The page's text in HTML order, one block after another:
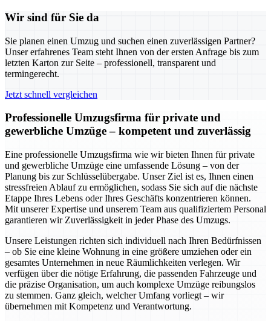
Wir sind für Sie da
Sie planen einen Umzug und suchen einen zuverlässigen Partner?
Unser erfahrenes Team steht Ihnen von der ersten Anfrage bis zum
letzten Karton zur Seite – professionell, transparent und
termingerecht.
Jetzt schnell vergleichen
Professionelle Umzugsfirma für private und
gewerbliche Umzüge – kompetent und zuverlässig
Eine professionelle Umzugsfirma wie wir bieten Ihnen für private
und gewerbliche Umzüge eine umfassende Lösung – von der
Planung bis zur Schlüsselübergabe. Unser Ziel ist es, Ihnen einen
stressfreien Ablauf zu ermöglichen, sodass Sie sich auf die nächste
Etappe Ihres Lebens oder Ihres Geschäfts konzentrieren können.
Mit unserer Expertise und unserem Team aus qualifiziertem Personal
garantieren wir Zuverlässigkeit in jeder Phase des Umzugs.
Unsere Leistungen richten sich individuell nach Ihren Bedürfnissen
– ob Sie eine kleine Wohnung in eine größere umziehen oder ein
gesamtes Unternehmen in neue Räumlichkeiten verlegen. Wir
verfügen über die nötige Erfahrung, die passenden Fahrzeuge und
die präzise Organisation, um auch komplexe Umzüge reibungslos
zu stemmen. Ganz gleich, welcher Umfang vorliegt – wir
übernehmen mit Kompetenz und Verantwortung.